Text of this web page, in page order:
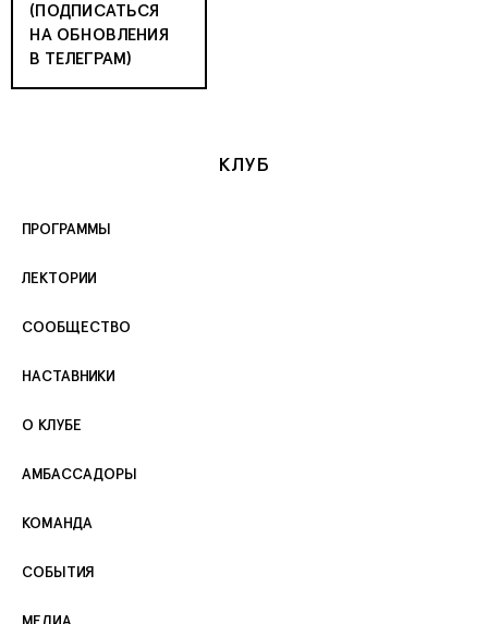
(ПОДПИСАТЬСЯ
НА ОБНОВЛЕНИЯ
В ТЕЛЕГРАМ)
КЛУБ
ПРОГРАММЫ
ЛЕКТОРИИ
СООБЩЕСТВО
НАСТАВНИКИ
О КЛУБЕ
АМБАССАДОРЫ
КОМАНДА
СОБЫТИЯ
МЕДИА